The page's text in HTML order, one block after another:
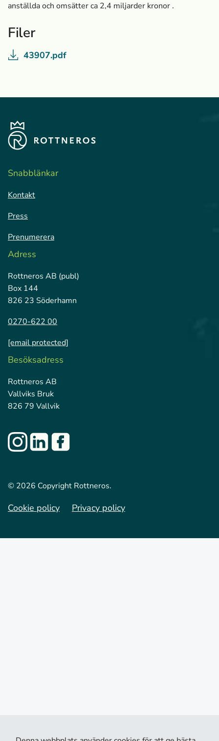
anställda och omsätter ca 2,4 miljarder kronor .
Filer
43907.pdf
Snabblänkar
Kontakt
Press
Prenumerera
Adress
Rottneros AB (publ)
Box 144
826 23 Söderhamn
0270-622 00
[email protected]
Besöksadress
Rottneros AB
Vallviks Bruk
826 79 Vallvik
© 2026 Copyright Rottneros.
Cookie policy Privacy policy